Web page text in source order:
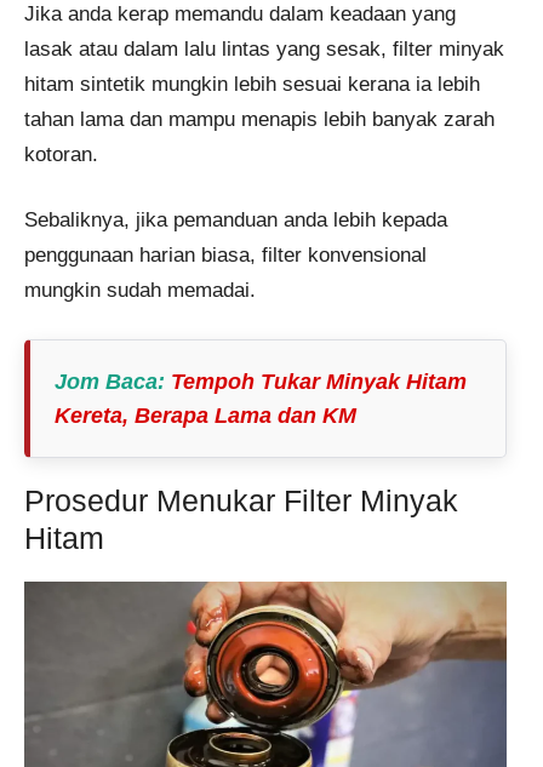
Jika anda kerap memandu dalam keadaan yang
lasak atau dalam lalu lintas yang sesak, filter minyak
hitam sintetik mungkin lebih sesuai kerana ia lebih
tahan lama dan mampu menapis lebih banyak zarah
kotoran.
Sebaliknya, jika pemanduan anda lebih kepada
penggunaan harian biasa, filter konvensional
mungkin sudah memadai.
Jom Baca: Tempoh Tukar Minyak Hitam
Kereta, Berapa Lama dan KM
Prosedur Menukar Filter Minyak
Hitam